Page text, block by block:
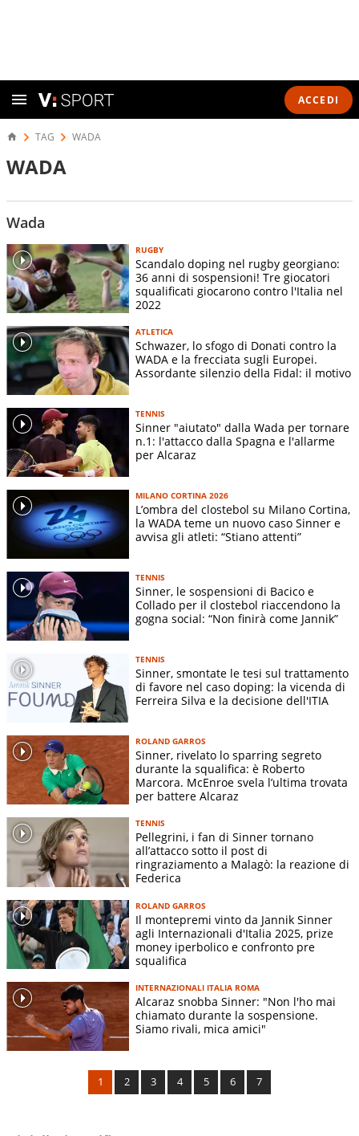
ACCEDI
TAG WADA
WADA
Wada
RUGBY
Scandalo doping nel rugby georgiano:
36 anni di sospensioni! Tre giocatori
squalificati giocarono contro l'Italia nel
2022
ATLETICA
Schwazer, lo sfogo di Donati contro la
WADA e la frecciata sugli Europei.
Assordante silenzio della Fidal: il motivo
TENNIS
Sinner "aiutato" dalla Wada per tornare
n.1: l'attacco dalla Spagna e l'allarme
per Alcaraz
MILANO CORTINA 2026
L’ombra del clostebol su Milano Cortina,
la WADA teme un nuovo caso Sinner e
avvisa gli atleti: “Stiano attenti”
TENNIS
Sinner, le sospensioni di Bacico e
Collado per il clostebol riaccendono la
gogna social: “Non finirà come Jannik”
TENNIS
Sinner, smontate le tesi sul trattamento
di favore nel caso doping: la vicenda di
Ferreira Silva e la decisione dell'ITIA
ROLAND GARROS
Sinner, rivelato lo sparring segreto
durante la squalifica: è Roberto
Marcora. McEnroe svela l’ultima trovata
per battere Alcaraz
TENNIS
Pellegrini, i fan di Sinner tornano
all’attacco sotto il post di
ringraziamento a Malagò: la reazione di
Federica
ROLAND GARROS
Il montepremi vinto da Jannik Sinner
agli Internazionali d'Italia 2025, prize
money iperbolico e confronto pre
squalifica
INTERNAZIONALI ITALIA ROMA
Alcaraz snobba Sinner: "Non l'ho mai
chiamato durante la sospensione.
Siamo rivali, mica amici"
1 2 3 4 5 6 7